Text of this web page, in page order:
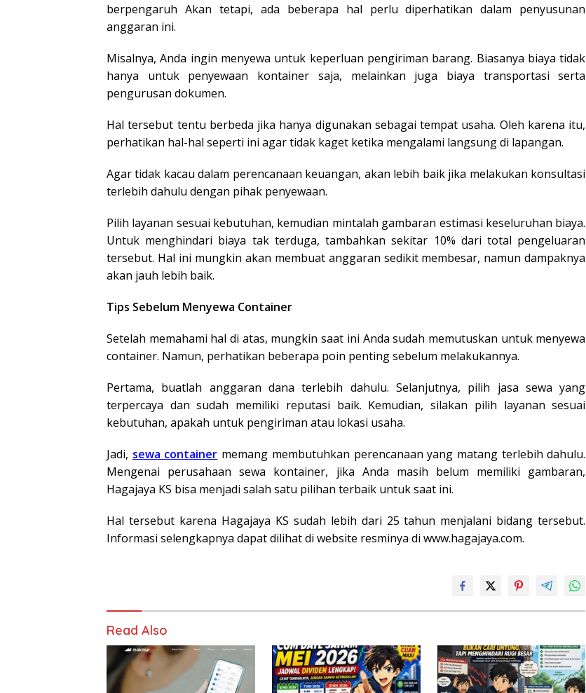
berpengaruh Akan tetapi, ada beberapa hal perlu diperhatikan dalam penyusunan
anggaran ini.
Misalnya, Anda ingin menyewa untuk keperluan pengiriman barang. Biasanya biaya tidak
hanya untuk penyewaan kontainer saja, melainkan juga biaya transportasi serta
pengurusan dokumen.
Hal tersebut tentu berbeda jika hanya digunakan sebagai tempat usaha. Oleh karena itu,
perhatikan hal-hal seperti ini agar tidak kaget ketika mengalami langsung di lapangan.
Agar tidak kacau dalam perencanaan keuangan, akan lebih baik jika melakukan konsultasi
terlebih dahulu dengan pihak penyewaan.
Pilih layanan sesuai kebutuhan, kemudian mintalah gambaran estimasi keseluruhan biaya.
Untuk menghindari biaya tak terduga, tambahkan sekitar 10% dari total pengeluaran
tersebut. Hal ini mungkin akan membuat anggaran sedikit membesar, namun dampaknya
akan jauh lebih baik.
Tips Sebelum Menyewa Container
Setelah memahami hal di atas, mungkin saat ini Anda sudah memutuskan untuk menyewa
container. Namun, perhatikan beberapa poin penting sebelum melakukannya.
Pertama, buatlah anggaran dana terlebih dahulu. Selanjutnya, pilih jasa sewa yang
terpercaya dan sudah memiliki reputasi baik. Kemudian, silakan pilih layanan sesuai
kebutuhan, apakah untuk pengiriman atau lokasi usaha.
Jadi, sewa container memang membutuhkan perencanaan yang matang terlebih dahulu.
Mengenai perusahaan sewa kontainer, jika Anda masih belum memiliki gambaran,
Hagajaya KS bisa menjadi salah satu pilihan terbaik untuk saat ini.
Hal tersebut karena Hagajaya KS sudah lebih dari 25 tahun menjalani bidang tersebut.
Informasi selengkapnya dapat dilihat di website resminya di www.hagajaya.com.
Read Also